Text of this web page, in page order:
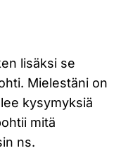
lisäksi se
Mielestäni on
kysymyksiä
mitä
ns.